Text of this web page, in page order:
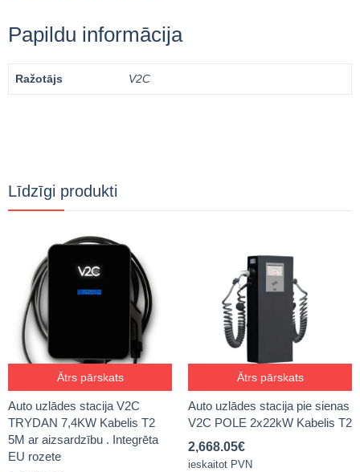
Papildu informācija
Ražotājs V2C
Līdzīgi produkti
Ātrs pārskats
Auto uzlādes stacija V2C
TRYDAN 7,4KW Kabelis T2
5M ar aizsardzību . Integrēta
EU rozete
Ātrs pārskats
Auto uzlādes stacija pie sienas
V2C POLE 2x22kW Kabelis T2
2,668.05€
ieskaitot PVN